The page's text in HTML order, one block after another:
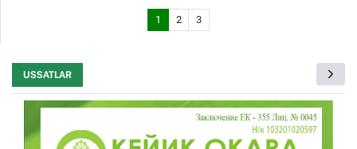
1 2 3
USSATLAR